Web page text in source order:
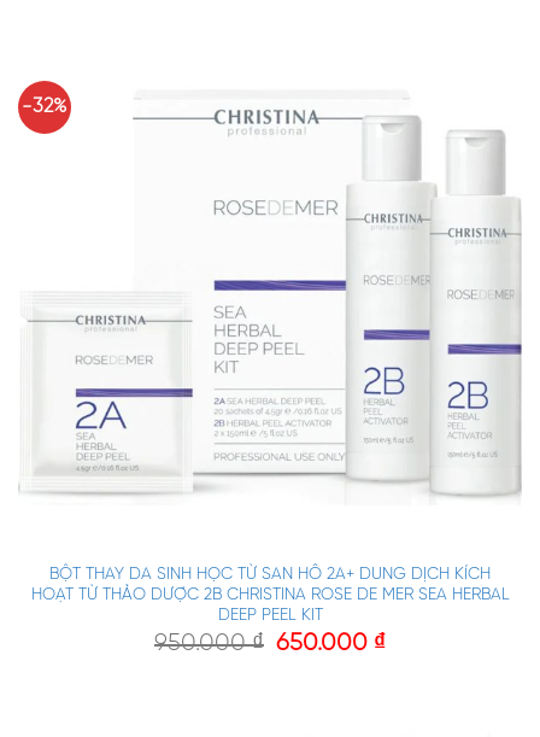
-32%
BỘT THAY DA SINH HỌC TỪ SAN HÔ 2A+ DUNG DỊCH KÍCH
HOẠT TỪ THẢO DƯỢC 2B CHRISTINA ROSE DE MER SEA HERBAL
DEEP PEEL KIT
950.000₫ 650.000 ₫